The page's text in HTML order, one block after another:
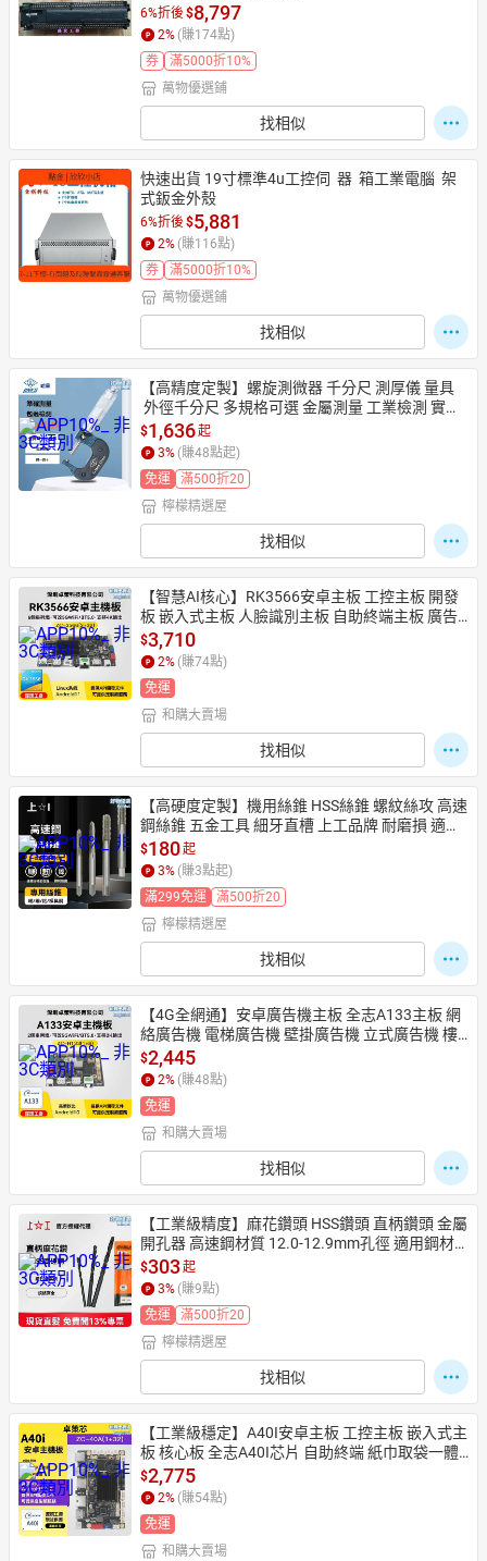
6%折後$8,797
2% (賺174點)
券
滿5000折10%
萬物優選鋪
找相似
快速出貨 19寸標準4u工控伺  器  箱工業電腦  架
式鈑金外殼
6%折後$5,881
2% (賺116點)
券
滿5000折10%
萬物優選鋪
找相似
【高精度定製】螺旋測微器 千分尺 測厚儀 量具
外徑千分尺 多規格可選 金屬測量 工業檢測 實驗
室專用
$1,636起
3% (賺48點起)
免運
滿500折20
檸檬精選屋
找相似
【智慧AI核心】RK3566安卓主板 工控主板 開發
板 嵌入式主板 人臉識別主板 自助終端主板 廣告
機主板 電子秤價籤專用 高性能低功耗 多系統支
持
$3,710
2% (賺74點)
免運
和購大賣場
找相似
【高硬度定製】機用絲錐 HSS絲錐 螺紋絲攻 高速
鋼絲錐 五金工具 細牙直槽 上工品牌 耐磨損 適用
於不鏽鋼/鑄鐵加工
$180起
3% (賺3點起)
滿299免運
滿500折20
檸檬精選屋
找相似
【4G全網通】安卓廣告機主板 全志A133主板 網
絡廣告機 電梯廣告機 壁掛廣告機 立式廣告機 樓
宇廣告 戶外廣告 多媒體信息發佈
$2,445
2% (賺48點)
免運
和購大賣場
找相似
【工業級精度】麻花鑽頭 HSS鑽頭 直柄鑽頭 金屬
開孔器 高速鋼材質 12.0-12.9mm孔徑 適用鋼材/
木材/塑料 專業工匠推薦
$303起
3% (賺9點)
免運
滿500折20
檸檬精選屋
找相似
【工業級穩定】A40I安卓主板 工控主板 嵌入式主
板 核心板 全志A40I芯片 自助終端 紙巾取袋一體
機 廣告機 工業設備主控
$2,775
2% (賺54點)
免運
和購大賣場